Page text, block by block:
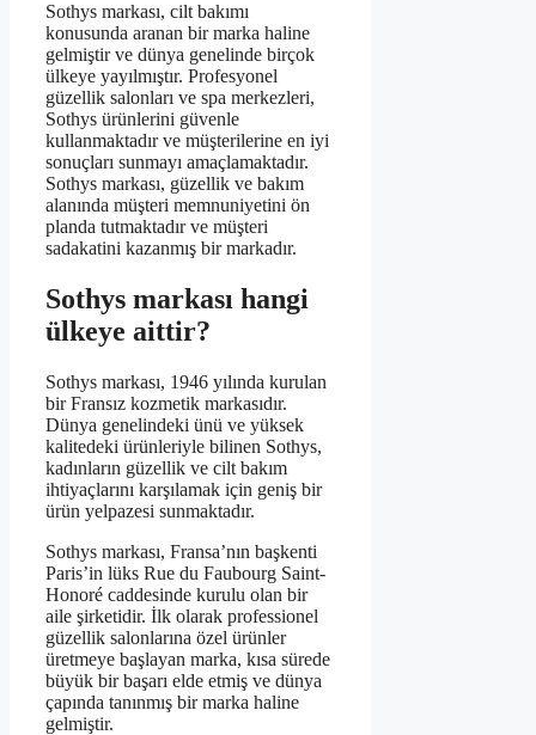
Sothys markası, cilt bakımı
konusunda aranan bir marka haline
gelmiştir ve dünya genelinde birçok
ülkeye yayılmıştır. Profesyonel
güzellik salonları ve spa merkezleri,
Sothys ürünlerini güvenle
kullanmaktadır ve müşterilerine en iyi
sonuçları sunmayı amaçlamaktadır.
Sothys markası, güzellik ve bakım
alanında müşteri memnuniyetini ön
planda tutmaktadır ve müşteri
sadakatini kazanmış bir markadır.
Sothys markası hangi
ülkeye aittir?
Sothys markası, 1946 yılında kurulan
bir Fransız kozmetik markasıdır.
Dünya genelindeki ünü ve yüksek
kalitedeki ürünleriyle bilinen Sothys,
kadınların güzellik ve cilt bakım
ihtiyaçlarını karşılamak için geniş bir
ürün yelpazesi sunmaktadır.
Sothys markası, Fransa’nın başkenti
Paris’in lüks Rue du Faubourg Saint-
Honoré caddesinde kurulu olan bir
aile şirketidir. İlk olarak professionel
güzellik salonlarına özel ürünler
üretmeye başlayan marka, kısa sürede
büyük bir başarı elde etmiş ve dünya
çapında tanınmış bir marka haline
gelmiştir.